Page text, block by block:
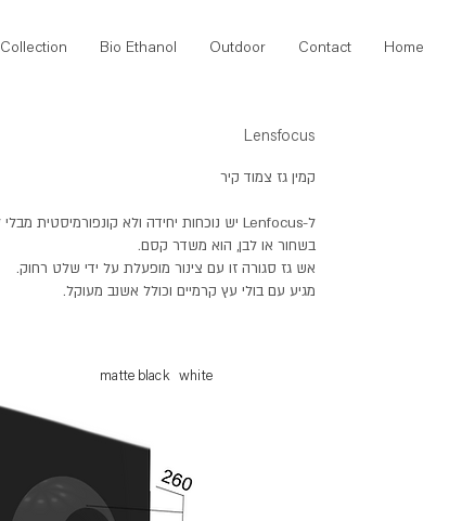
Home
Contact
Outdoor
Bio Ethanol
Collection
Lensfocus
קמין גז צמוד קיר
ל-Lenfocus יש נוכחות יחידה ולא קונפורמיסטית מבלי להיות פולשנית.
בשחור או לבן, הוא משדר קסם.
אש גז סגורה זו עם צינור מופעלת על ידי שלט רחוק.
מגיע עם בולי עץ קרמיים וכולל אשנב מעוקל.
matte black white